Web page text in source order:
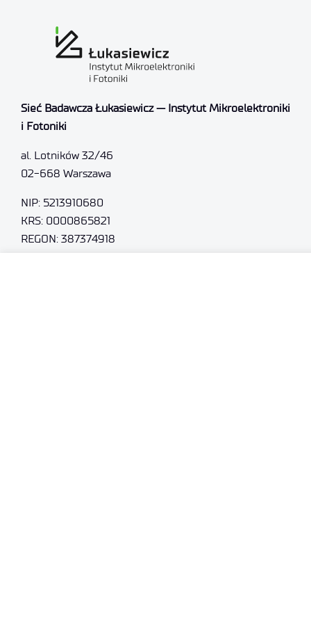
Sieć Badawcza Łukasiewicz — Instytut Mikroelektroniki
i Fotoniki
al. Lotników 32/46
02-668 Warszawa
NIP: 5213910680
KRS: 0000865821
REGON: 387374918